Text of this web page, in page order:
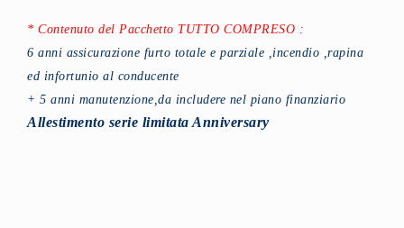
* Contenuto del Pacchetto TUTTO COMPRESO :
6 anni assicurazione furto totale e parziale ,incendio ,rapina
ed infortunio al conducente
+ 5 anni manutenzione,da includere nel piano finanziario
Allestimento serie limitata Anniversary